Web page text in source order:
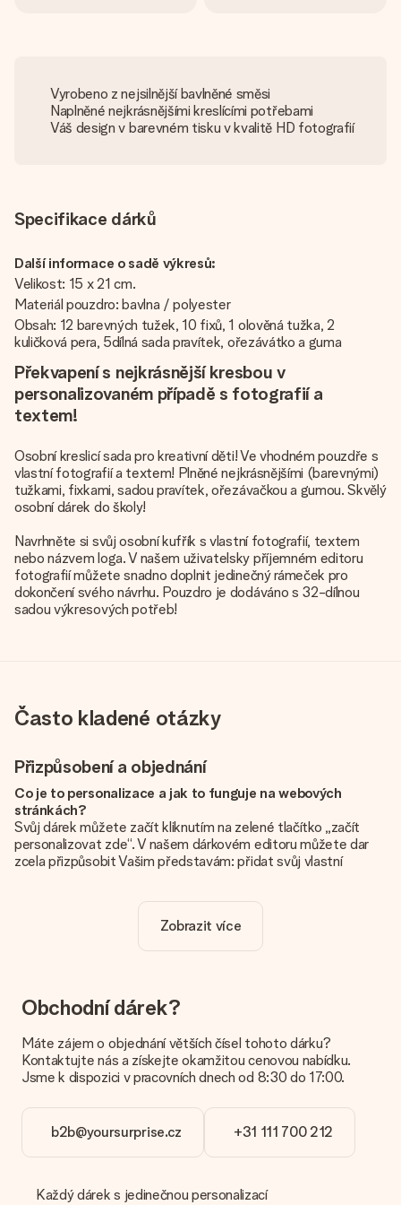
Vyrobeno z nejsilnější bavlněné směsi
Naplněné nejkrásnějšími kreslícími potřebami
Váš design v barevném tisku v kvalitě HD fotografií
Specifikace dárků
Další informace o sadě výkresů:
Velikost: 15 x 21 cm.
Materiál pouzdro: bavlna / polyester
Obsah: 12 barevných tužek, 10 fixů, 1 olověná tužka, 2
kuličková pera, 5dílná sada pravítek, ořezávátko a guma
Překvapení s nejkrásnější kresbou v
personalizovaném případě s fotografií a
textem!
Osobní kreslicí sada pro kreativní děti! Ve vhodném pouzdře s
vlastní fotografií a textem! Plněné nejkrásnějšími (barevnými)
tužkami, fixkami, sadou pravítek, ořezávačkou a gumou. Skvělý
osobní dárek do školy!
Navrhněte si svůj osobní kufřík s vlastní fotografií, textem
nebo názvem loga. V našem uživatelsky příjemném editoru
fotografií můžete snadno doplnit jedinečný rámeček pro
dokončení svého návrhu. Pouzdro je dodáváno s 32-dílnou
sadou výkresových potřeb!
Často kladené otázky
Přizpůsobení a objednání
Co je to personalizace a jak to funguje na webových
stránkách?
Svůj dárek můžete začít kliknutím na zelené tlačítko „začít
personalizovat zde“. V našem dárkovém editoru můžete dar
zcela přizpůsobit Vašim představám: přidat svůj vlastní
Je personalizace zahrnuta v ceně?
Jak zjistím, zda má moje fotografie správnou kvalitu?
spokojeni. Proto je důležité používat vysoce kvalitní
fotografie. Pokud si nejste jisti kvalitou snímku, kontaktujte
náš zákaznický servis a přiložte fotografii spolu s dárkem,
za vás!
Jaké formáty mohu nahrát?
technické nebo máte obrázek jiného formátu, který byste
Zobrazit více
Obchodní dárek?
Máte zájem o objednání větších čísel tohoto dárku?
Kontaktujte nás a získejte okamžitou cenovou nabídku.
Jsme k dispozici v pracovních dnech od 8:30 do 17:00.
b2b@yoursurprise.cz +31 111 700 212
Každý dárek s jedinečnou personalizací